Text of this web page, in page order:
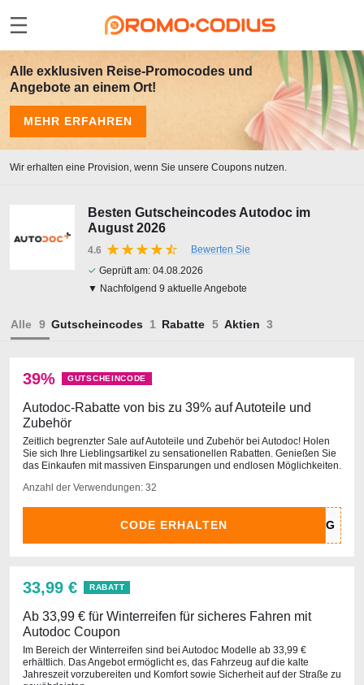
Alle exklusiven Reise-Promocodes und
Angebote an einem Ort!
MEHR ERFAHREN
Wir erhalten eine Provision, wenn Sie unsere Coupons nutzen.
Besten Gutscheincodes Autodoc im
August 2026
4.6
Bewerten Sie
✓ Geprüft am: 04.08.2026
▼ Nachfolgend 9 aktuelle Angebote
Alle Gutscheincodes Rabatte Aktien
39% GUTSCHEINCODE
Autodoc-Rabatte von bis zu 39% auf Autoteile und
Zubehör
Zeitlich begrenzter Sale auf Autoteile und Zubehör bei Autodoc! Holen
Sie sich Ihre Lieblingsartikel zu sensationellen Rabatten. Genießen Sie
das Einkaufen mit massiven Einsparungen und endlosen Möglichkeiten.
Anzahl der Verwendungen: 32
CODE ERHALTEN
33,99 € RABATT
Ab 33,99 € für Winterreifen für sicheres Fahren mit
Autodoc Coupon
Im Bereich der Winterreifen sind bei Autodoc Modelle ab 33,99 €
erhältlich. Das Angebot ermöglicht es, das Fahrzeug auf die kalte
Jahreszeit vorzubereiten und Komfort sowie Sicherheit auf der Straße zu